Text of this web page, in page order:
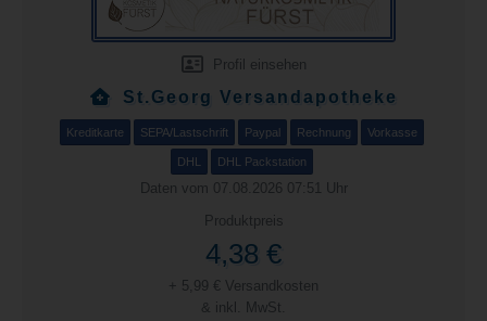
Profil einsehen
St.Georg Versandapotheke
Kreditkarte SEPA/Lastschrift Paypal Rechnung Vorkasse
DHL DHL Packstation
Daten vom 07.08.2026 07:51 Uhr
Produktpreis
4,38 €
+ 5,99 € Versandkosten
& inkl. MwSt.